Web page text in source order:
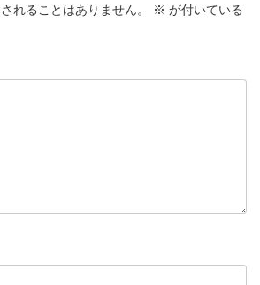
れることはありません。 ※ が付いている